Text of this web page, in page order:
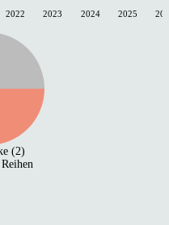
2022 2023 2024 2025
(2)